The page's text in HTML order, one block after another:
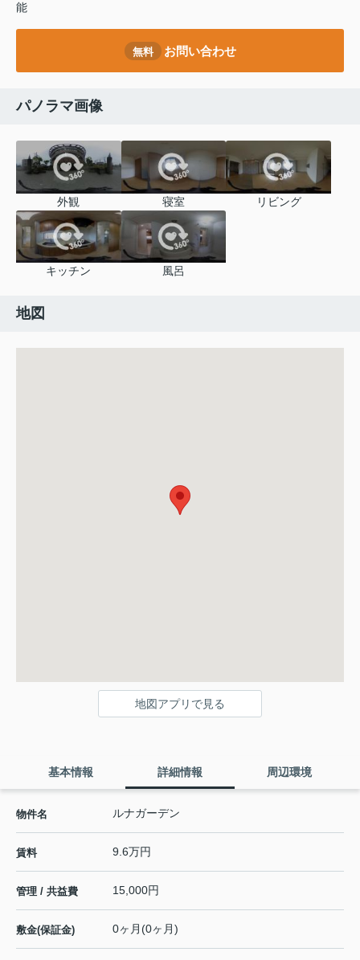
能
無料 お問い合わせ
パノラマ画像
外観 寝室 リビング
キッチン 風呂
地図
地図アプリで見る
基本情報 詳細情報 周辺環境
物件名 ルナガーデン
賃料 9.6万円
管理 / 共益費 15,000円
敷金(保証金) 0ヶ月(0ヶ月)